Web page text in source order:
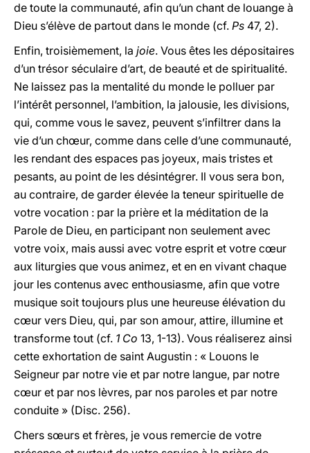
de toute la communauté, afin qu’un chant de louange à
Dieu s’élève de partout dans le monde (cf. Ps 47, 2).
Enfin, troisièmement, la joie. Vous êtes les dépositaires
d’un trésor séculaire d’art, de beauté et de spiritualité.
Ne laissez pas la mentalité du monde le polluer par
l’intérêt personnel, l’ambition, la jalousie, les divisions,
qui, comme vous le savez, peuvent s’infiltrer dans la
vie d’un chœur, comme dans celle d’une communauté,
les rendant des espaces pas joyeux, mais tristes et
pesants, au point de les désintégrer. Il vous sera bon,
au contraire, de garder élevée la teneur spirituelle de
votre vocation : par la prière et la méditation de la
Parole de Dieu, en participant non seulement avec
votre voix, mais aussi avec votre esprit et votre cœur
aux liturgies que vous animez, et en en vivant chaque
jour les contenus avec enthousiasme, afin que votre
musique soit toujours plus une heureuse élévation du
cœur vers Dieu, qui, par son amour, attire, illumine et
transforme tout (cf. 1 Co 13, 1-13). Vous réaliserez ainsi
cette exhortation de saint Augustin : « Louons le
Seigneur par notre vie et par notre langue, par notre
cœur et par nos lèvres, par nos paroles et par notre
conduite » (Disc. 256).
Chers sœurs et frères, je vous remercie de votre